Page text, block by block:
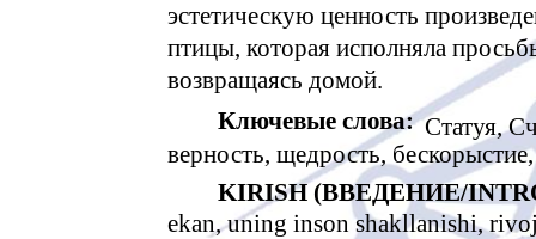
эстетическую ценность
птицы, которая исполняла
возвращаясь домой.
Ключевые слова: Статуя,
верность, щедрость, бескорыстие,
KIRISH (ВВЕДЕНИЕ/
ekan, uning inson shakllanishi,